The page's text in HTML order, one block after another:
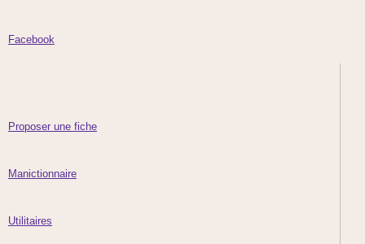
Facebook
Proposer une fiche
Manictionnaire
Utilitaires